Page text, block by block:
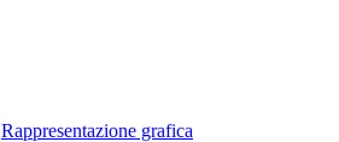
Rappresentazione grafica